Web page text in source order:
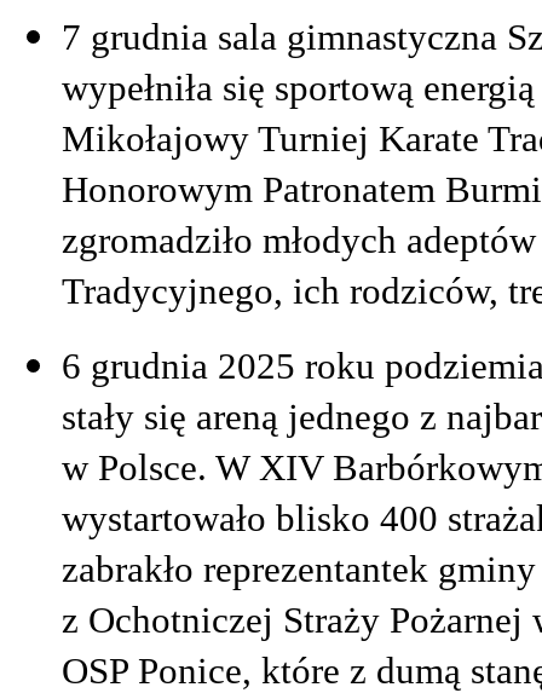
7 grudnia sala gimnastyczna
wypełniła się sportową
Mikołajowy Turniej Karate
Honorowym Patronatem
zgromadziło młodych
Tradycyjnego, ich rodziców,
6 grudnia 2025 roku
stały się areną jednego z
w Polsce. W XIV
wystartowało blisko 400
zabrakło reprezentantek
z Ochotniczej Straży
OSP Ponice, które z dumą